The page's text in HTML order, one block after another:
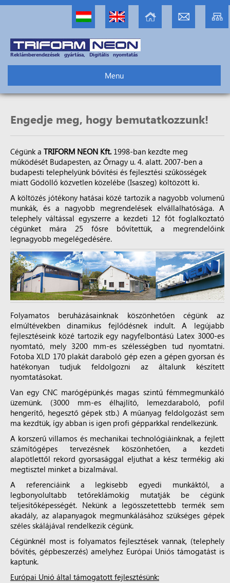
Reklámberendezések gyártása, Digitális nyomtatás
Menu
Engedje meg, hogy bemutatkozzunk!
Cégünk a TRIFORM NEON Kft. 1998-ban kezdte meg
működését Budapesten, az Őrnagy u. 4. alatt. 2007-ben a
budapesti telephelyünk bővítési és fejlesztési szűkösségek
miatt Gödöllő közvetlen közelébe (Isaszeg) költözött ki.
A költözés jótékony hatásai közé tartozik a nagyobb volumenű
munkák, és a nagyobb megrendelések elvállalhatósága. A
telephely váltással egyszerre a kezdeti 12 főt foglalkoztató
cégünket mára 25 fősre bővítettük, a megrendelőink
legnagyobb megelégedésére.
Folyamatos beruházásainknak köszönhetően cégünk az
elmúltévekben dinamikus fejlődésnek indult. A legújabb
fejlesztéseink közé tartozik egy nagyfelbontású Latex 3000-es
nyomtató, mely 3200 mm-es szélességben tud nyomtatni.
Fotoba XLD 170 plakát daraboló gép ezen a gépen gyorsan és
hatékonyan tudjuk feldolgozni az általunk készített
nyomtatásokat.
Van egy CNC marógépünk,és magas szintű fémmegmunkáló
üzemünk. (3000 mm-es élhajlító, lemezdaraboló, pofil
hengerítő, hegesztő gépek stb.) A műanyag feldolgozást sem
ma kezdtük, így abban is igen profi gépparkkal rendelkezünk.
A korszerű villamos és mechanikai technológiáinknak, a fejlett
számítógépes tervezésnek köszönhetően, a kezdeti
alapötlettől rekord gyorsasággal eljuthat a kész termékig aki
megtisztel minket a bizalmával.
A referenciáink a legkisebb egyedi munkáktól, a
legbonyolultabb tetőreklámokig mutatják be cégünk
teljesítőképességét. Nekünk a legösszetettebb termék sem
akadály, az alapanyagok megmunkálásához szükséges gépek
széles skálájával rendelkezik cégünk.
Cégünknél most is folyamatos fejlesztések vannak, (telephely
bővítés, gépbeszerzés) amelyhez Európai Uniós támogatást is
kaptunk.
Európai Unió által támogatott fejlesztésünk: